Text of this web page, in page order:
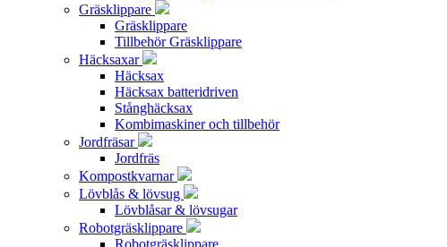
Gräsklippare
Gräsklippare
Tillbehör Gräsklippare
Häcksaxar
Häcksax
Häcksax batteridriven
Stånghäcksax
Kombimaskiner och tillbehör
Jordfräsar
Jordfräs
Kompostkvarnar
Lövblås & lövsug
Lövblåsar & lövsugar
Robotgräsklippare
Robotgräsklippare